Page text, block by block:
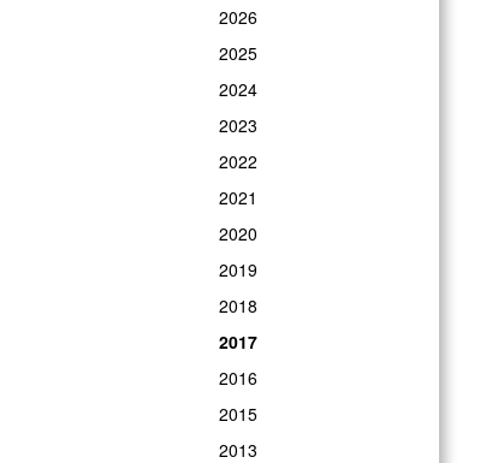
2026
2025
2024
2023
2022
2021
2020
2019
2018
2017
2016
2015
2013